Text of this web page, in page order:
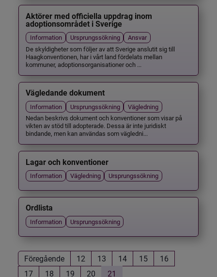
Aktörer med officiella uppdrag inom
adoptionsområdet i Sverige
Information Ursprungssökning
Ansvar
De skyldigheter som följer av att Sverige anslutit sig till
Haagkonventionen, har i vårt land fördelats mellan
kommuner, adoptionsorganisationer och ...
Vägledande dokument
Information Ursprungssökning
Vägledning
Nedan beskrivs dokument och konventioner som visar på
vikten av stöd till adopterade. Dessa är inte juridiskt
bindande, men kan användas som vägledni...
Lagar och konventioner
Information Vägledning Ursprungssökning
Ordlista
Information Ursprungssökning
Föregående 12 13 14 15
16
17
18 19 20 21